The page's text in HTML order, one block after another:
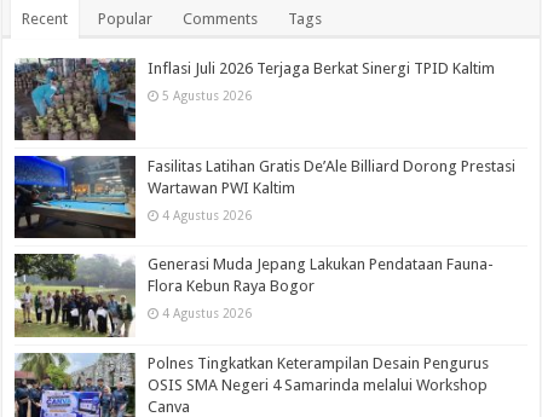
Recent Popular Comments Tags
Inflasi Juli 2026 Terjaga Berkat Sinergi TPID Kaltim
5 Agustus 2026
Fasilitas Latihan Gratis De’Ale Billiard Dorong Prestasi
Wartawan PWI Kaltim
4 Agustus 2026
Generasi Muda Jepang Lakukan Pendataan Fauna-
Flora Kebun Raya Bogor
4 Agustus 2026
Polnes Tingkatkan Keterampilan Desain Pengurus
OSIS SMA Negeri 4 Samarinda melalui Workshop
Canva